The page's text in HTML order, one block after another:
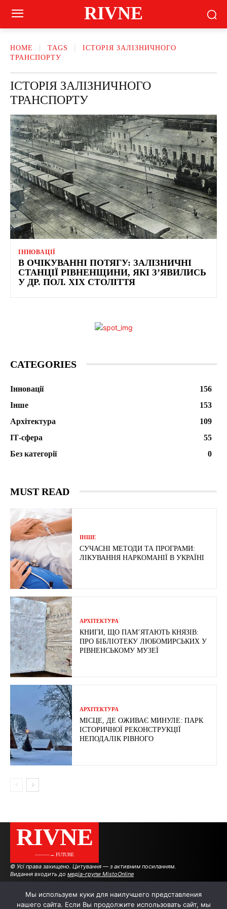
RIVNE
HOME TAGS
ІСТОРІЯ ЗАЛІЗНИЧНОГО
ТРАНСПОРТУ
ІСТОРІЯ ЗАЛІЗНИЧНОГО
ТРАНСПОРТУ
ІННОВАЦІЇ
В ОЧІКУВАННІ ПОТЯГУ: ЗАЛІЗНИЧНІ
СТАНЦІЇ РІВНЕНЩИНИ, ЯКІ З’ЯВИЛИСЬ
У ДР. ПОЛ. XIX СТОЛІТТЯ
CATEGORIES
Інновації
156
Інше
153
Архітектура
109
ІТ-сфера
55
Без категорії
0
MUST READ
ІНШЕ
СУЧАСНІ МЕТОДИ ТА ПРОГРАМИ:
ЛІКУВАННЯ НАРКОМАНІЇ В УКРАЇНІ
АРХІТЕКТУРА
КНИГИ, ЩО ПАМ’ЯТАЮТЬ КНЯЗІВ:
ПРО БІБЛІОТЕКУ ЛЮБОМИРСЬКИХ У
РІВНЕНСЬКОМУ МУЗЕЇ
АРХІТЕКТУРА
МІСЦЕ, ДЕ ОЖИВАЄ МИНУЛЕ: ПАРК
ІСТОРИЧНОЇ РЕКОНСТРУКЦІЇ
НЕПОДАЛІК РІВНОГО
RIVNE
———→ FUTURE
© Усі права захищено. Цитування — з активним посиланням.
Видання входить до медіа-групи MistoOnline
АВТОРИ РЕКЛАМА НА САЙТІ
Мы используем куки для наилучшего представления
нашего сайта. Если Вы продолжите использовать сайт, мы